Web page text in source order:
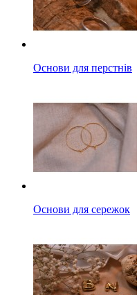
Основи для перстнів
Основи для сережок